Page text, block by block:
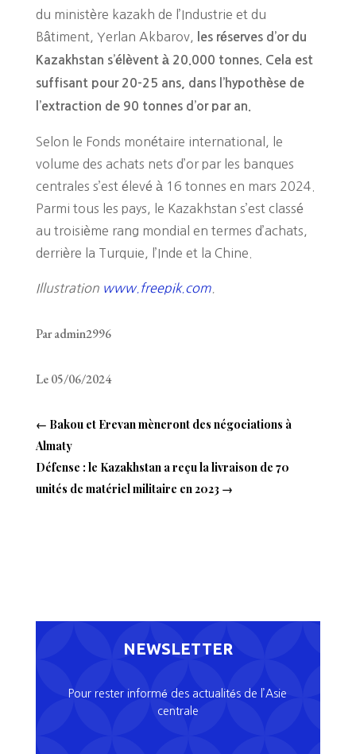
du ministère kazakh de l’Industrie et du
Bâtiment, Yerlan Akbarov,
les réserves d’or du
Kazakhstan s’élèvent à 20.000 tonnes. Cela est
suffisant pour 20-25 ans, dans l’hypothèse de
l’extraction de 90 tonnes d’or par an.
Selon le Fonds monétaire international, le
volume des achats nets d’or par les banques
centrales s’est élevé à 16 tonnes en mars 2024.
Parmi tous les pays, le Kazakhstan s’est classé
au troisième rang mondial en termes d’achats,
derrière la Turquie, l’Inde et la Chine.
Illustration www.freepik.com.
Par admin2996
Le 05/06/2024
← Bakou et Erevan mèneront des négociations à
Almaty
Défense : le Kazakhstan a reçu la livraison de 70
unités de matériel militaire en 2023 →
NEWSLETTER
Pour rester informé des actualités de l’Asie
centrale